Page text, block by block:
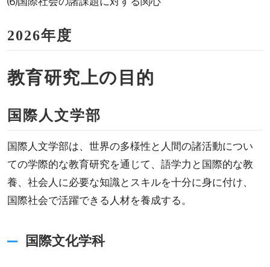
2026年度
教育研究上の目的
国際人文学部
国際人文学部は、世界の多様性と人間の諸活動につい
ての学際的な教育研究を通じて、語学力と国際的な教
養、社会人に必要な知識とスキルを十分に身に付け、
国際社会で活躍できる人材を養成する。
国際文化学科